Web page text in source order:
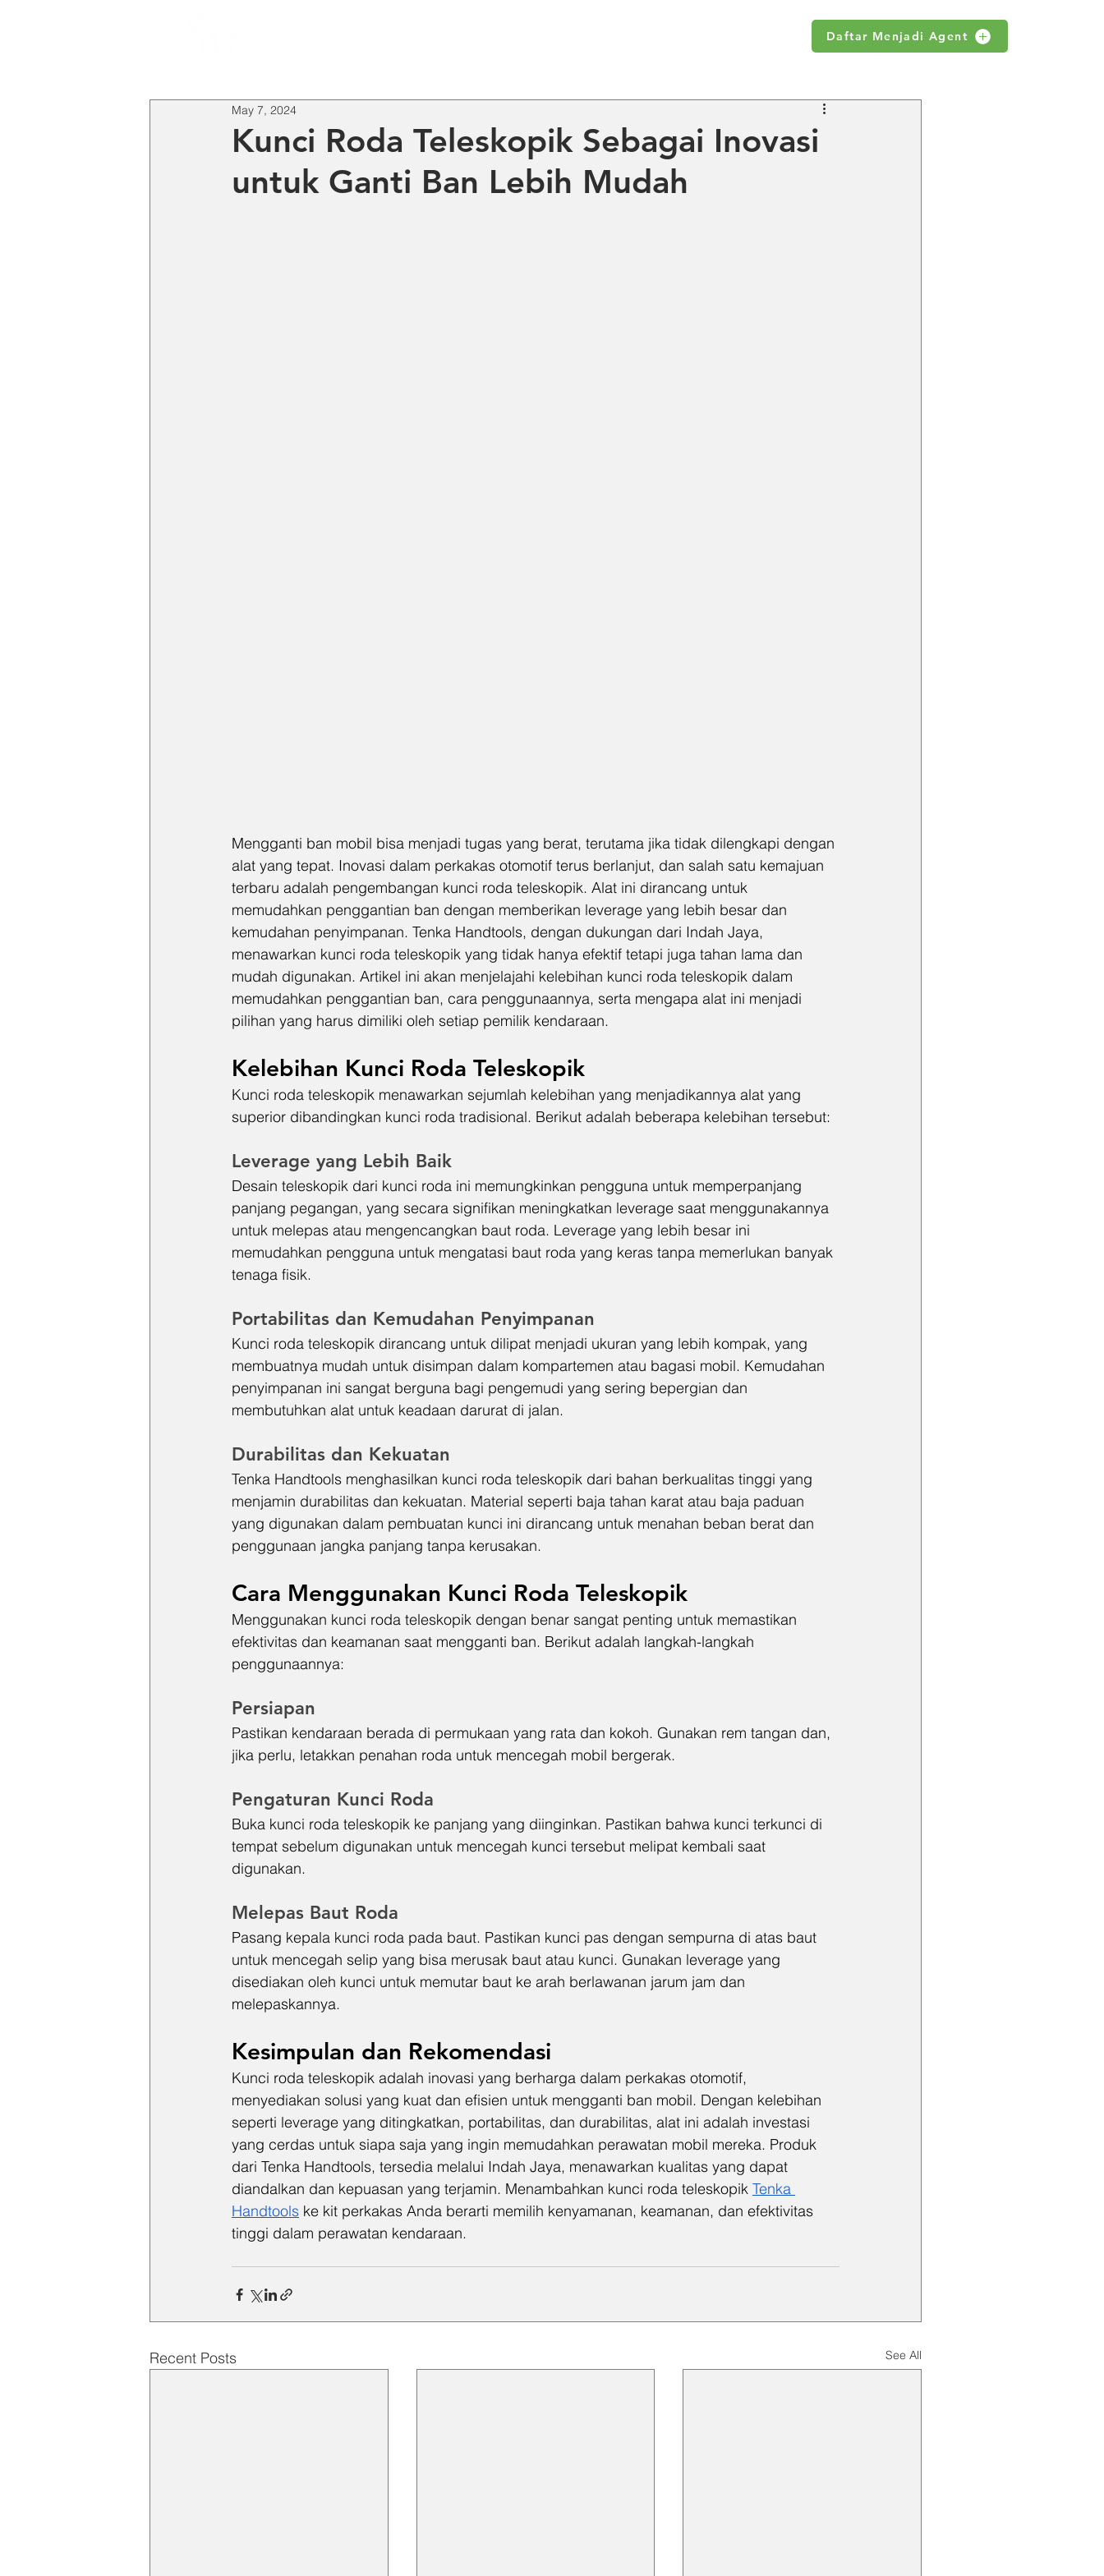
Daftar Menjadi Agent
Kunci Roda Teleskopik Sebagai Inovasi
untuk Ganti Ban Lebih Mudah
May 7, 2024
Mengganti ban mobil bisa menjadi tugas yang berat, terutama jika tidak dilengkapi dengan
alat yang tepat. Inovasi dalam perkakas otomotif terus berlanjut, dan salah satu kemajuan
terbaru adalah pengembangan kunci roda teleskopik. Alat ini dirancang untuk
memudahkan penggantian ban dengan memberikan leverage yang lebih besar dan
kemudahan penyimpanan. Tenka Handtools, dengan dukungan dari Indah Jaya,
menawarkan kunci roda teleskopik yang tidak hanya efektif tetapi juga tahan lama dan
mudah digunakan. Artikel ini akan menjelajahi kelebihan kunci roda teleskopik dalam
memudahkan penggantian ban, cara penggunaannya, serta mengapa alat ini menjadi
pilihan yang harus dimiliki oleh setiap pemilik kendaraan.
Kelebihan Kunci Roda Teleskopik
Kunci roda teleskopik menawarkan sejumlah kelebihan yang menjadikannya alat yang
superior dibandingkan kunci roda tradisional. Berikut adalah beberapa kelebihan tersebut:
Leverage yang Lebih Baik
Desain teleskopik dari kunci roda ini memungkinkan pengguna untuk memperpanjang
panjang pegangan, yang secara signifikan meningkatkan leverage saat menggunakannya
untuk melepas atau mengencangkan baut roda. Leverage yang lebih besar ini
memudahkan pengguna untuk mengatasi baut roda yang keras tanpa memerlukan banyak
tenaga fisik.
Portabilitas dan Kemudahan Penyimpanan
Kunci roda teleskopik dirancang untuk dilipat menjadi ukuran yang lebih kompak, yang
membuatnya mudah untuk disimpan dalam kompartemen atau bagasi mobil. Kemudahan
penyimpanan ini sangat berguna bagi pengemudi yang sering bepergian dan
membutuhkan alat untuk keadaan darurat di jalan.
Durabilitas dan Kekuatan
Tenka Handtools menghasilkan kunci roda teleskopik dari bahan berkualitas tinggi yang
menjamin durabilitas dan kekuatan. Material seperti baja tahan karat atau baja paduan
yang digunakan dalam pembuatan kunci ini dirancang untuk menahan beban berat dan
penggunaan jangka panjang tanpa kerusakan.
Cara Menggunakan Kunci Roda Teleskopik
Menggunakan kunci roda teleskopik dengan benar sangat penting untuk memastikan
efektivitas dan keamanan saat mengganti ban. Berikut adalah langkah-langkah
penggunaannya:
Persiapan
Pastikan kendaraan berada di permukaan yang rata dan kokoh. Gunakan rem tangan dan,
jika perlu, letakkan penahan roda untuk mencegah mobil bergerak.
Pengaturan Kunci Roda
Buka kunci roda teleskopik ke panjang yang diinginkan. Pastikan bahwa kunci terkunci di
tempat sebelum digunakan untuk mencegah kunci tersebut melipat kembali saat
digunakan.
Melepas Baut Roda
Pasang kepala kunci roda pada baut. Pastikan kunci pas dengan sempurna di atas baut
untuk mencegah selip yang bisa merusak baut atau kunci. Gunakan leverage yang
disediakan oleh kunci untuk memutar baut ke arah berlawanan jarum jam dan
melepaskannya.
Kesimpulan dan Rekomendasi
Kunci roda teleskopik adalah inovasi yang berharga dalam perkakas otomotif,
menyediakan solusi yang kuat dan efisien untuk mengganti ban mobil. Dengan kelebihan
seperti leverage yang ditingkatkan, portabilitas, dan durabilitas, alat ini adalah investasi
yang cerdas untuk siapa saja yang ingin memudahkan perawatan mobil mereka. Produk
dari Tenka Handtools, tersedia melalui Indah Jaya, menawarkan kualitas yang dapat
diandalkan dan kepuasan yang terjamin. Menambahkan kunci roda teleskopik Tenka
Handtools ke kit perkakas Anda berarti memilih kenyamanan, keamanan, dan efektivitas
tinggi dalam perawatan kendaraan.
Recent Posts See All